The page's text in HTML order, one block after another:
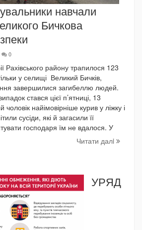
навчали
Бичкова
0
Рахівського району трапилося 123
у селищі Великий Бичків,
завершилися загибеллю людей.
стався цієї п’ятниці, 13
найімовірніше курив у ліжку і
сусіди, які й загасили її
господаря їм не вдалося. У
Читати далi
УРЯД